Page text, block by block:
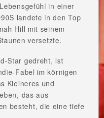
in einer
landete in den Top
Hill mit seinem
versetzte.
Star gedreht, ist
Fabel im körnigen
Kleineres und
das aus
besteht, die eine tiefe